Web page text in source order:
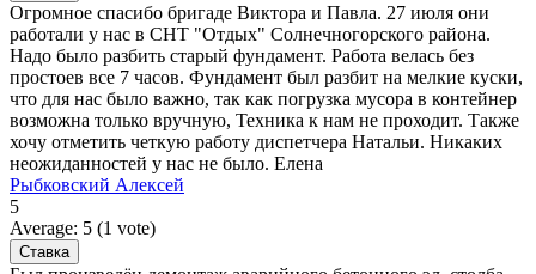
Огромное спасибо бригаде Виктора и Павла. 27 июля они
работали у нас в СНТ "Отдых" Солнечногорского района.
Надо было разбить старый фундамент. Работа велась без
простоев все 7 часов. Фундамент был разбит на мелкие куски,
что для нас было важно, так как погрузка мусора в контейнер
возможна только вручную, Техника к нам не проходит. Также
хочу отметить четкую работу диспетчера Натальи. Никаких
неожиданностей у нас не было. Елена
Рыбковский Алексей
5
Average: 5 (1 vote)